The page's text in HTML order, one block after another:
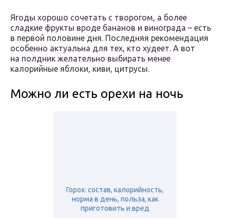
Ягоды хорошо сочетать с творогом, а более
сладкие фрукты вроде бананов и винограда – есть
в первой половине дня. Последняя рекомендация
особенно актуальна для тех, кто худеет. А вот
на полдник желательно выбирать менее
калорийные яблоки, киви, цитрусы.
Можно ли есть орехи на ночь
Горох: состав, калорийность,
норма в день, польза, как
приготовить и вред